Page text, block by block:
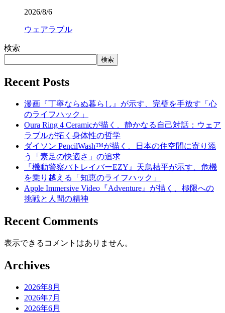
2026/8/6
ウェアラブル
検索
検索
Recent Posts
漫画『丁寧ならぬ暮らし』が示す、完璧を手放す「心
のライフハック」
Oura Ring 4 Ceramicが描く、静かなる自己対話：ウェア
ラブルが拓く身体性の哲学
ダイソン PencilWash™が描く、日本の住空間に寄り添
う「素足の快適さ」の追求
『機動警察パトレイバーEZY』天鳥桔平が示す、危機
を乗り越える「知恵のライフハック」
Apple Immersive Video『Adventure』が描く、極限への
挑戦と人間の精神
Recent Comments
表示できるコメントはありません。
Archives
2026年8月
2026年7月
2026年6月